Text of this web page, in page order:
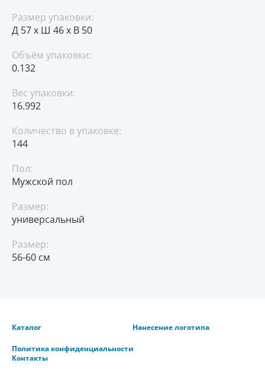
Размер упаковки:
Д 57 x Ш 46 x В 50
Объём упаковки:
0.132
Вес упаковки:
16.992
Количество в упаковке:
144
Пол:
Мужской пол
Размер:
универсальный
Размер:
56-60 см
Каталог Нанесение логотипа
Политика конфиденциальности
Контакты